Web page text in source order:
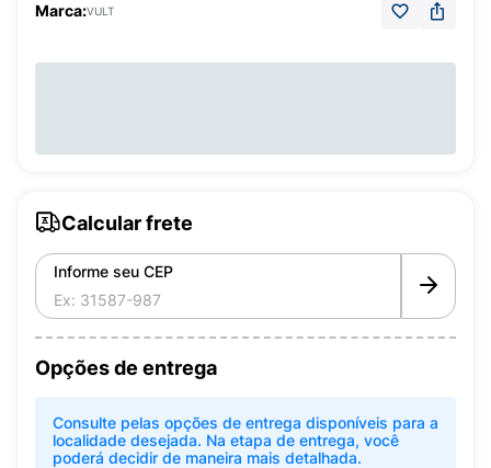
Marca:VULT
Calcular frete
Informe seu CEP
Opções de entrega
Consulte pelas opções de entrega disponíveis para a
localidade desejada. Na etapa de entrega, você
poderá decidir de maneira mais detalhada.